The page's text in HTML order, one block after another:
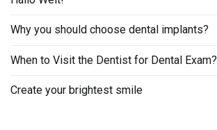
Why you should choose dental implants?
When to Visit the Dentist for Dental Exam?
Create your brightest smile